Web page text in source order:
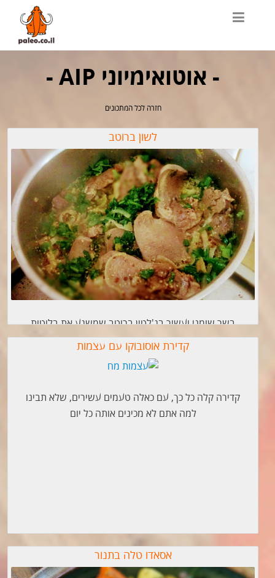
- אוטואימיוני AIP -
חזרה לכל המתכונים
לשון ברוטב
בשר שומני ועשיר בג'לטין ברוטב שמשגע את בלוטות
הטעם
קדירת אוסובוקו עם עצמות
קדירה קלה כל כך, עם כאלה טעמים עשירים, שלא תבינו
למה אתם לא מכינים אותה כל יום
אסאדו טלה בתנור